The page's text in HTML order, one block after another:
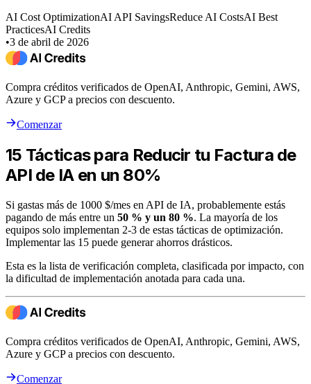
AI Cost OptimizationAI API SavingsReduce AI CostsAI Best
PracticesAI Credits
•3 de abril de 2026
Compra créditos verificados de OpenAI, Anthropic, Gemini, AWS,
Azure y GCP a precios con descuento.
Comenzar
15 Tácticas para Reducir tu Factura de
API de IA en un 80%
Si gastas más de 1000 $/mes en API de IA, probablemente estás
pagando de más entre un 50 % y un 80 %. La mayoría de los
equipos solo implementan 2-3 de estas tácticas de optimización.
Implementar las 15 puede generar ahorros drásticos.
Esta es la lista de verificación completa, clasificada por impacto, con
la dificultad de implementación anotada para cada una.
Compra créditos verificados de OpenAI, Anthropic, Gemini, AWS,
Azure y GCP a precios con descuento.
Comenzar